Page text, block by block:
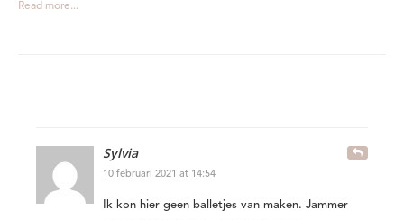
Read more...
Sylvia
10 februari 2021 at 14:54
Ik kon hier geen balletjes van maken. Jammer